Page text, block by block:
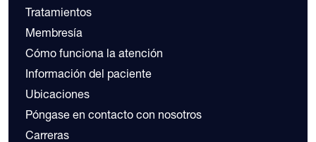
Tratamientos
Membresía
Cómo funciona la atención
Información del paciente
Ubicaciones
Póngase en contacto con nosotros
Carreras